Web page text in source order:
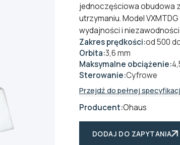
jednoczęściowa obudowa
utrzymaniu. Model
wydajności i niezawodności
Zakres prędkości:od 500
Orbita:3,6 mm
Maksymalne obciążenie:
Sterowanie:Cyfrowe
Przejdź do pełnej
Producent:Ohaus
DODAJ DO ZAPYTANIA